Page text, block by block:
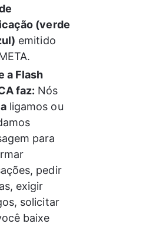
(verde
emitido
a Flash
faz: Nós
ligamos ou
para
pedir
exigir
solicitar
baixe